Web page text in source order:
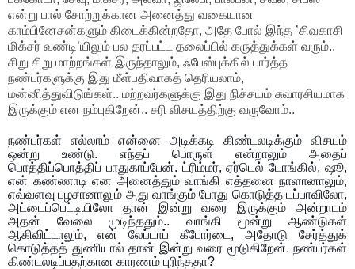
என்று பால் சோற்றுக்கான அனைத்து வகையான
காம்பினேசன்களும் கிடைக்கின்றதோ, அதே போல் இந்த ’சிவகாசி
மிக்சர் வண்டி’யிலும் பல தரப்பட்ட தலைப்பில் கருத்துக்கள் வரும்..
சிறு சிறு மாற்றங்கள் இருந்தாலும், ஃபேஸ்புக்கில் பார்த்த
நண்பர்களுக்கு இது மீள்பதிவாகத் தெரியலாம்,
மன்னித்துவிடுங்கள்.. மற்றவர்களுக்கு இது நிச்சயம் சுவாரசியமாக
இருக்கும் என நம்புகிறேன்.. சரி விசயத்திற்கு வருவோம்..
நண்பர்கள் எல்லாம் என்னை அடிக்கடி கிண்டலடிக்கும் விசயம்
ஒன்று உண்டு. எந்தப் பொருள் என்றாலும் அதைப்
பொத்திப்பொத்திப் பாதுகாப்பேன். ட்ரிம்மர், ஏர்டெல் டோங்கில், ஷூ,
என் கண்ணாடி என அனைத்தும் வாங்கி எத்தனை நாளானாலும்,
எவ்வளவு பழசானாலும் அது வாங்கும் போது கொடுத்த டப்பாவிலோ,
அட்டைப்பெட்டியிலோ தான் இன்று வரை இருக்கும் அன்றாடம்
அதன் வேலை முடிந்ததும்.. வாங்கி மூன்று ஆண்டுகள்
ஆகிவிட்டாலும், என் லேப்டாப் கீபோர்டை, அதோடு சேர்த்துக்
கொடுத்தத் துணியால் தான் இன்று வரை மூடுகிறேன். நண்பர்கள்
கிண்டலடிப்பதற்கான காரணம் புரிந்ததா?